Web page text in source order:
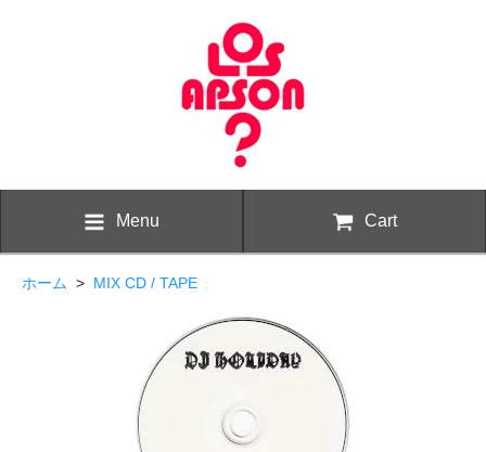
Menu Cart
ホーム > MIX CD / TAPE